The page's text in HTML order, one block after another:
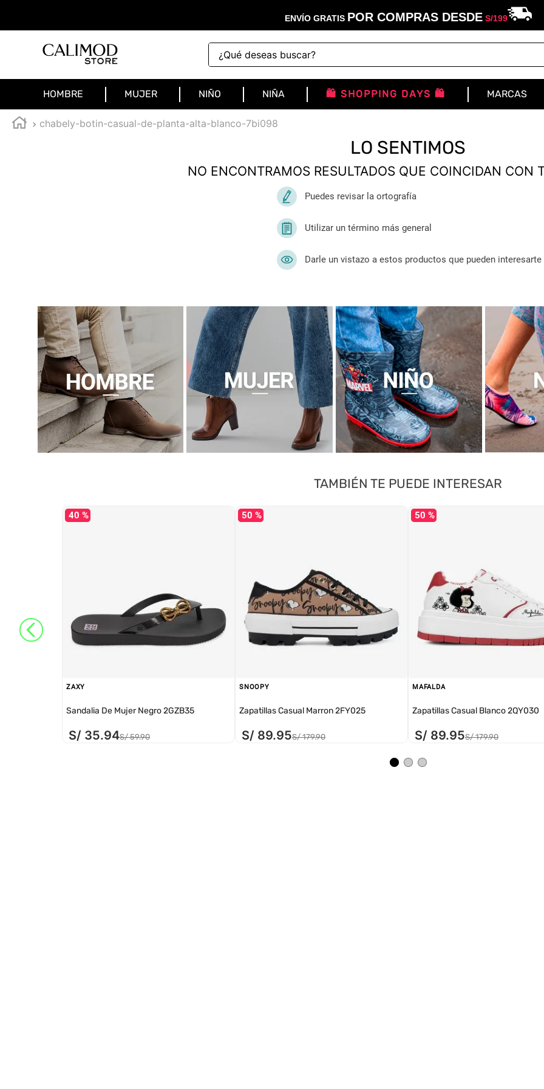
ENVÍO GRATIS POR COMPRAS DESDES/199
¿Qué deseas buscar?
HOMBRE MUJER NIÑO NIÑA 🛍️ SHOPPING DAYS 🛍️ MARCAS
chabely-botin-casual-de-planta-alta-blanco-7bi098
LO SENTIMOS
NO ENCONTRAMOS RESULTADOS QUE COINCIDAN CON
Puedes revisar la ortografía
Utilizar un término más general
Darle un vistazo a estos productos que pueden interesarte
TAMBIÉN TE PUEDE INTERESAR
40 %
ZAXY
Sandalia De Mujer Negro 2GZB35
S/ 35.94S/ 59.90
50 %
SNOOPY
Zapatillas Casual Marron 2FY025
S/ 89.95S/ 179.90
50 %
MAFALDA
Zapatillas Casual Blanco 2QY030
S/ 89.95S/ 179.90